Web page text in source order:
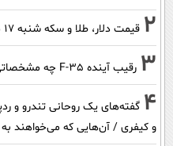
2 قیمت دلار، طلا و سکه شنبه ۱۷ مرداد ۱۴۰۵ (+جدول قیمت)
3 رقیب آینده F-35 چه مشخصاتی دارد؟
4
و کیفری / آن‌هایی که می‌خواهند به ۲۵۰ هزار نفر بپیوندند بدانند ...